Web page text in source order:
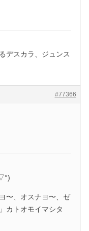
デスカラ、ジュンス
#77366
〜、オスナヨ〜、ゼ
カトオモイマシタ